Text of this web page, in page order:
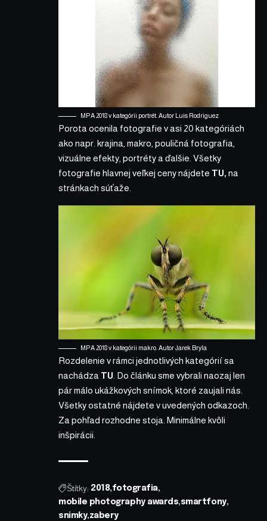
MPA 2018 v kategórii portrét. Autor Luis Rodri­guez
Porota ocenila fotografie v asi 20 kategóriách
ako napr. krajina, makro, pouličná fotografia,
vizuálne efekty, portréty a ďalšie. Všetky
fotografie hlavnej veľkej cenynájdete TU, na
stránkach súťaže.
MPA 2018 v kategórii makro. Autor Jarek Bryla
Rozdelenie v rámci jednotlivých kategórií sa
nachádza TU . Do článku sme vybrali naozaj len
pár málo ukážkových snímok, ktoré zaujali nás.
Všetky ostatné nájdete v uvedených odkazoch.
Za pohľad rozhodne stoja. Minimálne kvôli
inšpirácii.
Štítky: 2018 fotografia
mobile photography awards smartfony
snimky zabery